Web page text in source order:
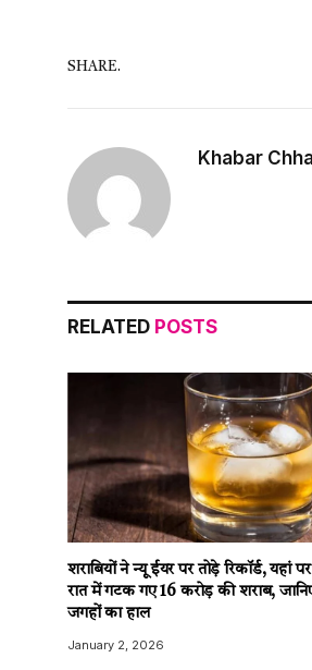
SHARE.
Khabar
RELATED POSTS
शराबियों ने न्यू ईयर पर तोड़े रिकॉर्ड, यहां
रात में गटक गए 16 करोड़ की शराब,
जगहों का हाल
January 2, 2026